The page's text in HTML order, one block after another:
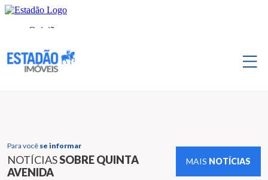
Para você se informar
NOTÍCIASSOBRE QUINTA
AVENIDA
MAIS NOTÍCIAS